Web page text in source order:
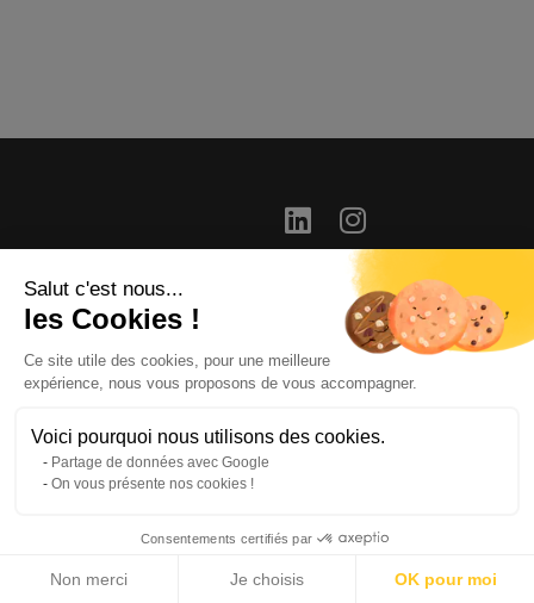
Salut c'est nous...
les Cookies !
Ce site utile des cookies, pour une meilleure
expérience, nous vous proposons de vous accompagner.
Voici pourquoi nous utilisons des cookies.
Partage de données avec Google
On vous présente nos cookies !
Consentements certifiés par
Non merci Je choisis OK pour moi
info@long-distance.fr
+33(0) 1 46 04 42 00
31 route de la Reine –
BILLANCOURT, France
Legal notice